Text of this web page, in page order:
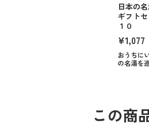
日本の
ギフト
１０
¥1,077
おうちに
の名湯を
この商